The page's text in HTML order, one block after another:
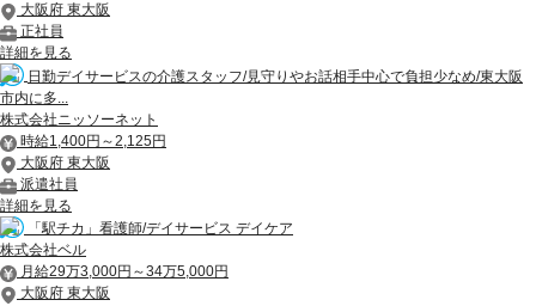
大阪府 東大阪
正社員
詳細を見る
日勤デイサービスの介護スタッフ/見守りやお話相手中心で負担少なめ/東大阪
市内に多...
株式会社ニッソーネット
時給1,400円～2,125円
大阪府 東大阪
派遣社員
詳細を見る
「駅チカ」看護師/デイサービス デイケア
株式会社ベル
月給29万3,000円～34万5,000円
大阪府 東大阪